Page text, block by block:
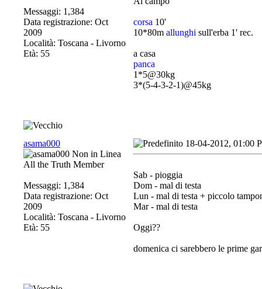
Messaggi: 1,384
Data registrazione: Oct
2009
Località: Toscana - Livorno
Età: 55
corsa 10'
10*80m allunghi sull'erba 1' rec.
a casa
panca
1*5@30kg
3*(5-4-3-2-1)@45kg
asama000
All the Truth Member
Messaggi: 1,384
Data registrazione: Oct
2009
Località: Toscana - Livorno
Età: 55
18-04-2012, 01:00
Sab - pioggia
Dom - mal di testa
Lun - mal di testa + piccolo
Mar - mal di testa
Oggi??
domenica ci sarebbero le prime